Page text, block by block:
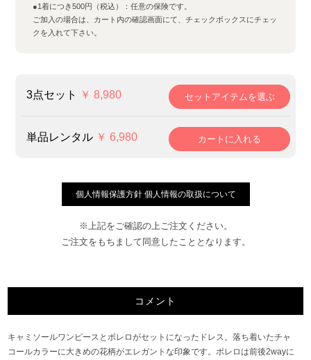
6980円 6980円 6980円
6980円
●1着につき500円（税込）：任意の保険です。
ご加入の場合は、カート内の確認画面にて、チェックボックスにチェッ
クを入れて下さい。
3点セット ￥ 8,980
単品レンタル ￥ 6,980
個人情報保護方針 個人情報の取扱について
※上記をご確認の上ご注文ください。
ご注文をもちまして同意したこととなります。
コメント
キャミソールワンピースとボレロがセットになったドレス。落ち着いたチャ
コールカラーに大きめの花柄がエレガントな印象です。ボレロは前後2wayに